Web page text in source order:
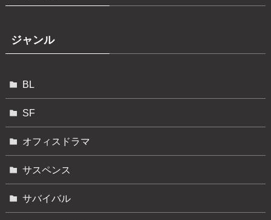
ジャンル
BL
SF
オフィスドラマ
サスペンス
サバイバル